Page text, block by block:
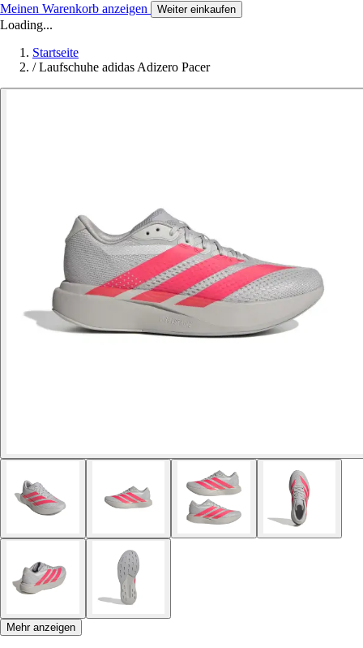
Meinen Warenkorb anzeigen Weiter einkaufen
Loading...
Startseite
/ Laufschuhe adidas Adizero Pacer
Mehr anzeigen